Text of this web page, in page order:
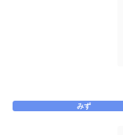
みず